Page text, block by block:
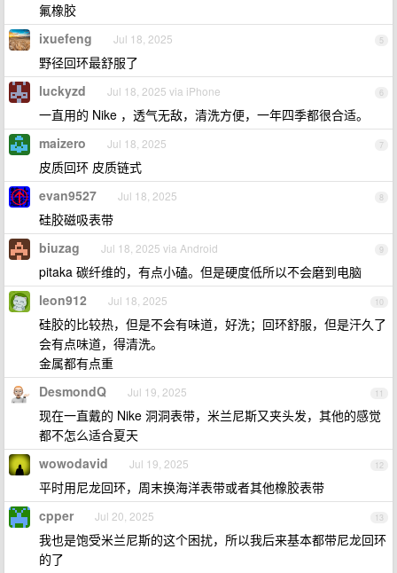
氟橡胶
5
ixuefeng Jul 18, 2025
野径回环最舒服了
6
luckyzd Jul 18, 2025 via iPhone
一直用的 Nike ，透气无敌，清洗方便，一年四季都很合适。
7
maizero Jul 18, 2025
皮质回环 皮质链式
8
evan9527 Jul 18, 2025
硅胶磁吸表带
9
biuzag Jul 18, 2025 via Android
pitaka 碳纤维的，有点小磕。但是硬度低所以不会磨到电脑
10
leon912 Jul 18, 2025
硅胶的比较热，但是不会有味道，好洗；回环舒服，但是汗久了
会有点味道，得清洗。
金属都有点重
11
DesmondQ Jul 19, 2025
现在一直戴的 Nike 洞洞表带，米兰尼斯又夹头发，其他的感觉
都不怎么适合夏天
12
wowodavid Jul 19, 2025
平时用尼龙回环，周末换海洋表带或者其他橡胶表带
13
cpper Jul 20, 2025
我也是饱受米兰尼斯的这个困扰，所以我后来基本都带尼龙回环
的了